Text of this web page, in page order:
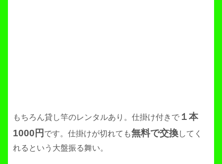
もちろん貸し竿のレンタルあり。仕掛け付きで １本
1000円 です。仕掛けが切れても無料で交換してく
れるという大盤振る舞い。